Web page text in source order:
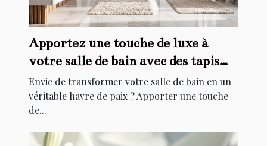
Apportez une touche de luxe à
votre salle de bain avec des tapis
élégants
Envie de transformer votre salle de bain en un
véritable havre de paix ? Apporter une touche
de...